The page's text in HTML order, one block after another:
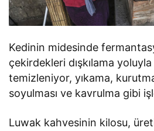
Kedinin midesinde
çekirdekleri dışkılama
temizleniyor, yıkama,
soyulması ve kavrulma gibi
Luwak kahvesinin kilosu,